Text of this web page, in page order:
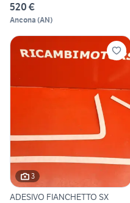
520 €
Ancona (AN)
3
ADESIVO FIANCHETTO SX